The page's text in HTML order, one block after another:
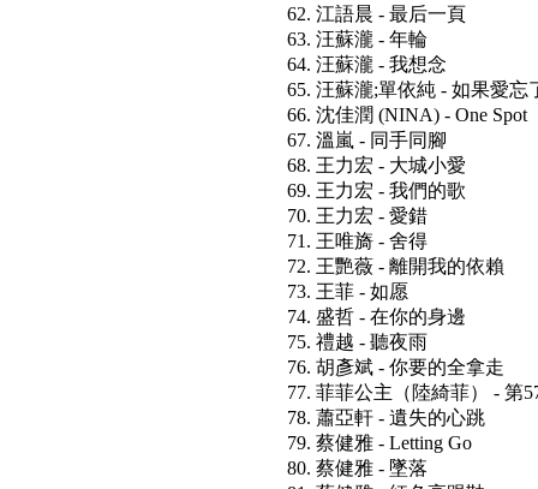
62. 江語晨 - 最后一頁
63. 汪蘇瀧 - 年輪
64. 汪蘇瀧 - 我想念
65. 汪蘇瀧;單依純 - 如果愛忘
66. 沈佳潤 (NINA) - One Spot
67. 溫嵐 - 同手同腳
68. 王力宏 - 大城小愛
69. 王力宏 - 我們的歌
70. 王力宏 - 愛錯
71. 王唯旖 - 舍得
72. 王艷薇 - 離開我的依賴
73. 王菲 - 如愿
74. 盛哲 - 在你的身邊
75. 禮越 - 聽夜雨
76. 胡彥斌 - 你要的全拿走
77. 菲菲公主（陸綺菲） - 第
78. 蕭亞軒 - 遺失的心跳
79. 蔡健雅 - Letting Go
80. 蔡健雅 - 墜落